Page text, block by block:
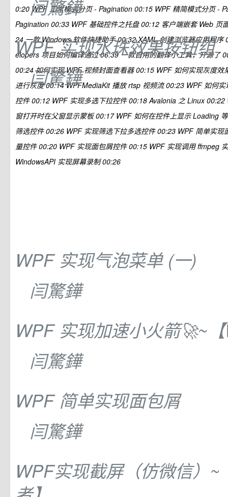
0:20 WPF 正常模式分页 - Pagination 00:15 WPF 精简模式分页 -
Pagination 00:33 WPF 基础控件之托盘 00:12 客户端嵌套 Web 页
24 一款 Windows 软件快捷助手 00:32 XAML 创建浏览器应用程
elopers 项目如何编译通过 06:39 一款自用的翻译小工具，开源了
00:24 如何实现 WPF 视频封面查看器 00:15 WPF 如何实现灰度
进行灰度 00:14 WPFMediaKit 播放 rtsp 视频流 00:23 WPF 如何
控件 00:12 WPF 实现多选下拉控件 00:18 Avalonia 之 Linux
窗打开时在父窗显示蒙板 00:17 WPF 如何在控件上显示 Loading
筛选控件 00:26 WPF 实现筛选下拉多选控件 00:23 WPF 简单实
量控件 00:20 WPF 实现面包屑控件 00:15 WPF 实现调用 ffmpeg
WindowsAPI 实现屏幕录制 00:26
闫驚鏵
WPF 实现水珠效果按钮组
闫驚鏵
WPF 实现气泡菜单 (一)
闫驚鏵
WPF 实现加速小火箭🚀~
闫驚鏵
WPF 简单实现面包屑
闫驚鏵
WPF实现截屏（仿微信）~